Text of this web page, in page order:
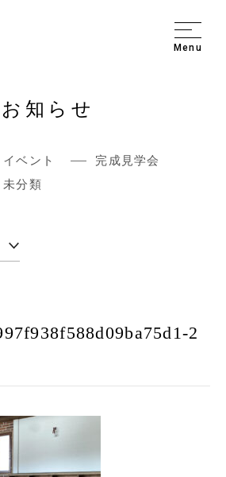
Menu
お知らせ
イベント
完成見学会
未分類
2